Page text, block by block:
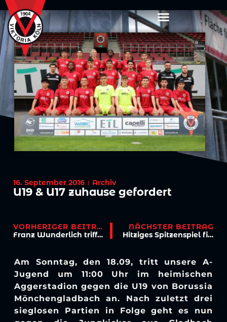
16. September 2016 Archiv
U19 & U17 zuhause gefordert
VORHERIGER BEITRAG
Franz Wunderlich trifft bei seinem Abschiedsspiel
NÄCHSTER BEITRAG
Hitziges Spitzenspiel findet keinen Sieger
Am Sonntag, den 18.09, tritt unsere A-
Jugend um 11:00 Uhr im heimischen
Aggerstadion gegen die U19 von Borussia
Mönchengladbach an. Nach zuletzt drei
sieglosen Partien in Folge geht es nun